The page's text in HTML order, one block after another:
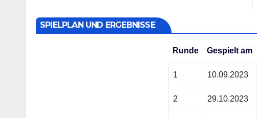
SPIELPLAN UND ERGEBNISSE
Runde Gespielt am
1 10.09.2023
2 29.10.2023